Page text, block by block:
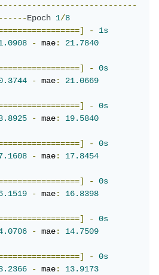
Epoch 1/8
-
1s
- mae:
21.7840
-
0s
- mae:
21.0669
-
0s
- mae:
19.5840
-
0s
- mae:
17.8454
-
0s
- mae:
16.8398
-
0s
- mae:
14.7509
-
0s
- mae: 13.9173